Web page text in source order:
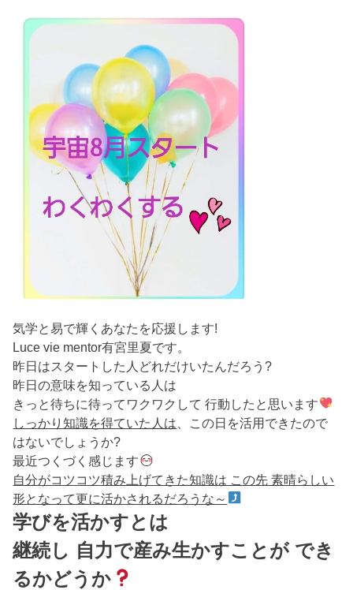
気学と易で輝くあなたを応援します!
Luce vie mentor有宮里夏です。
昨日はスタートした人どれだけいたんだろう?
昨日の意味を知っている人は
きっと待ちに待ってワクワクして 行動したと思います
しっかり知識を得ていた人は 、この日を活用できたので
はないでしょうか?
最近つくづく感じます
自分がコツコツ積み上げてきた知識は この先 素晴らしい
形となって更に活かされるだろうな～
学びを活かすとは
継続し 自力で産み生かすことが でき
るかどうか